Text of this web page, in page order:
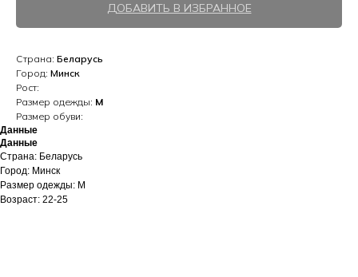
ДОБАВИТЬ В ИЗБРАННОЕ
Страна: Беларусь
Город: Минск
Рост:
Размер одежды: M
Размер обуви:
Данные
Данные
Страна: Беларусь
Город: Минск
Размер одежды: M
Возраст: 22-25